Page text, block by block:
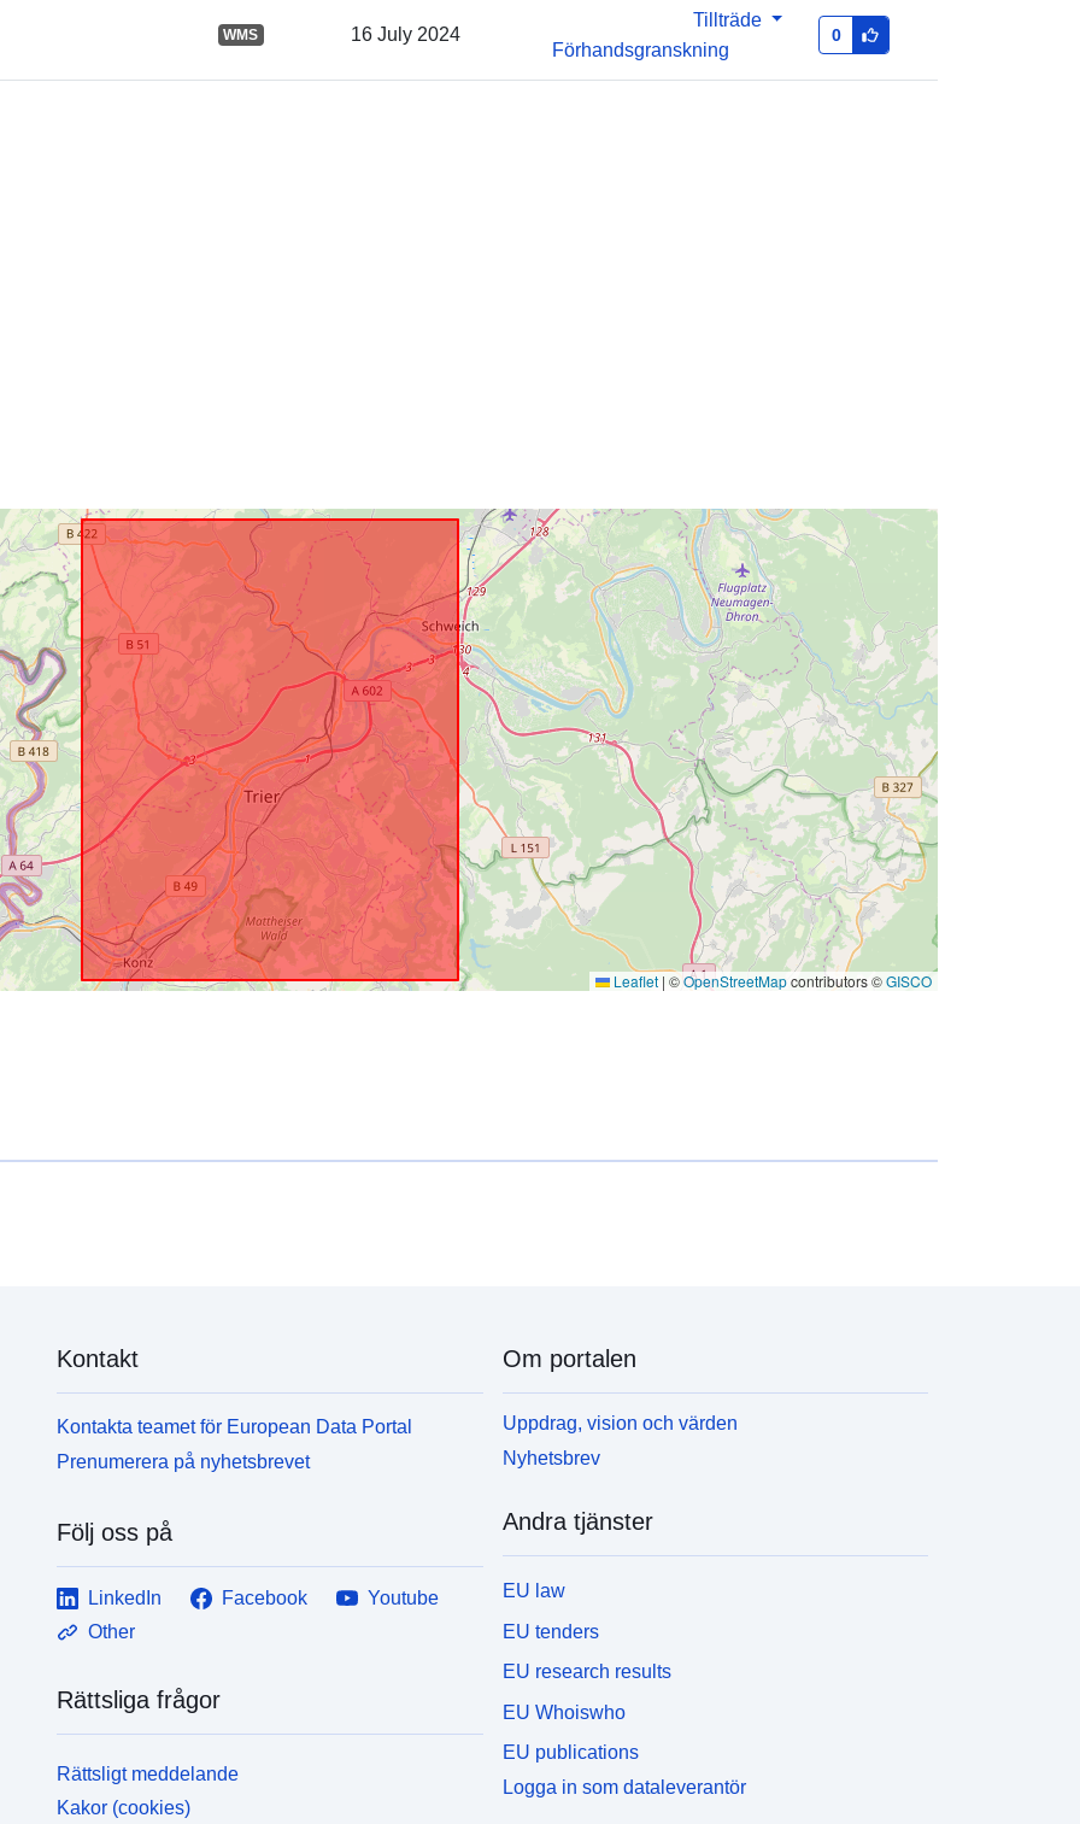
WMS 16 July 2024
Tillträde
Förhandsgranskning
0
Leaflet | ©OpenStreetMapcontributors ©GISCO
Polygon
uriRef:
http://data.europa.eu/88u/dataset/35
Kontakt
Kontakta teamet för European Data Portal
Prenumerera på nyhetsbrevet
Följ oss på
LinkedIn Facebook
Youtube
Other
Rättsliga frågor
Rättsligt meddelande
Kakor (cookies)
Om portalen
Uppdrag, vision och värden
Nyhetsbrev
Andra tjänster
EU law
EU tenders
EU research results
EU Whoiswho
EU publications
Logga in som dataleverantör